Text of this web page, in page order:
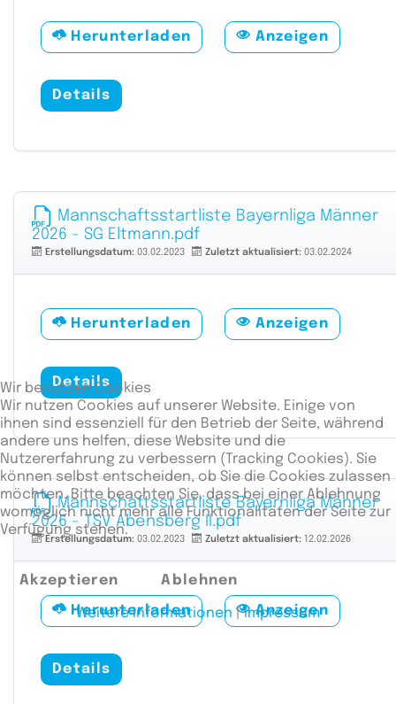
Herunterladen Anzeigen
Details
Mannschaftsstartliste Bayernliga Männer
2026 - SG Eltmann.pdf
Erstellungsdatum: 03.02.2023 Zuletzt aktualisiert: 03.02.2024
Herunterladen Anzeigen
Details
Mannschaftsstartliste Bayernliga Männer
2026 - TSV Abensberg II.pdf
Erstellungsdatum: 03.02.2023 Zuletzt aktualisiert: 12.02.2026
Herunterladen Anzeigen
Details
Wir benutzen Cookies
Wir nutzen Cookies auf unserer Website. Einige von
ihnen sind essenziell für den Betrieb der Seite, während
andere uns helfen, diese Website und die
Nutzererfahrung zu verbessern (Tracking Cookies). Sie
können selbst entscheiden, ob Sie die Cookies zulassen
möchten. Bitte beachten Sie, dass bei einer Ablehnung
womöglich nicht mehr alle Funktionalitäten der Seite zur
Verfügung stehen.
Akzeptieren Ablehnen
Weitere Informationen |Impressum